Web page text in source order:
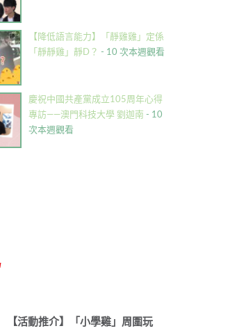
【降低語言能力】「靜雞雞」定係
「靜靜雞」靜D？ - 10 次本週觀看
慶祝中國共產黨成立105周年心得
專訪——澳門科技大學 劉迦南 - 10
次本週觀看
【活動推介】「小學雞」周圍玩